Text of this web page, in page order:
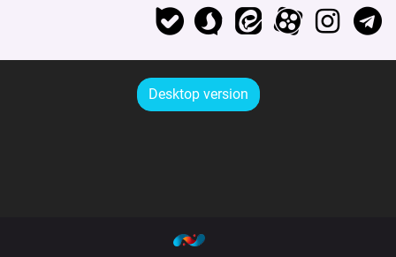
Desktop version